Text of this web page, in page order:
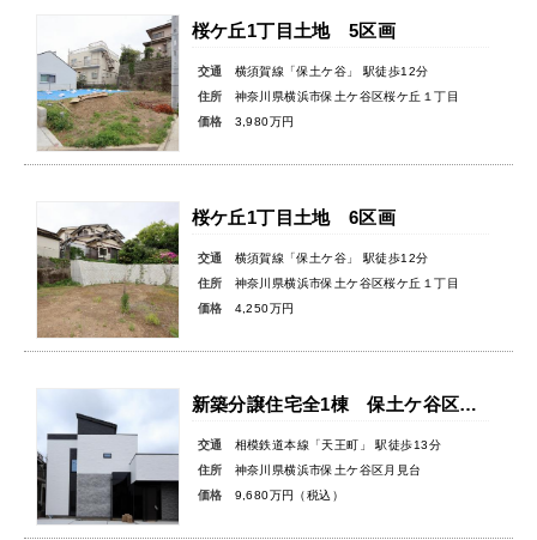
桜ケ丘1丁目土地 5区画
交通
横須賀線「保土ケ谷」 駅徒歩12分
住所
神奈川県横浜市保土ケ谷区桜ケ丘１丁目
価格
3,980万円
桜ケ丘1丁目土地 6区画
交通
横須賀線「保土ケ谷」 駅徒歩12分
住所
神奈川県横浜市保土ケ谷区桜ケ丘１丁目
価格
4,250万円
新築分譲住宅全1棟 保土ケ谷区月見台
交通
相模鉄道本線「天王町」 駅徒歩13分
住所
神奈川県横浜市保土ケ谷区月見台
価格
9,680万円（税込）